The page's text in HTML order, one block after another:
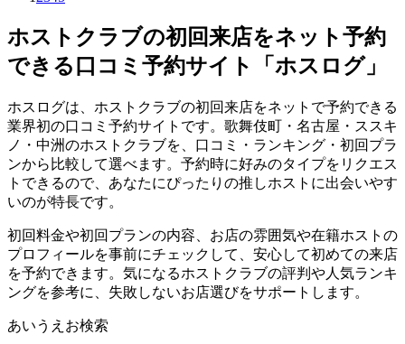
ホストクラブの初回来店をネット予約
できる口コミ予約サイト「ホスログ」
ホスログは、ホストクラブの初回来店をネットで予約できる
業界初の口コミ予約サイトです。歌舞伎町・名古屋・ススキ
ノ・中洲のホストクラブを、口コミ・ランキング・初回プラ
ンから比較して選べます。予約時に好みのタイプをリクエス
トできるので、あなたにぴったりの推しホストに出会いやす
いのが特長です。
初回料金や初回プランの内容、お店の雰囲気や在籍ホストの
プロフィールを事前にチェックして、安心して初めての来店
を予約できます。気になるホストクラブの評判や人気ランキ
ングを参考に、失敗しないお店選びをサポートします。
あいうえお検索